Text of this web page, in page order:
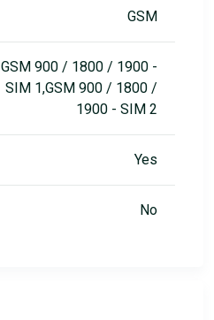
GSM
GSM 900 / 1800 / 1900 -
SIM 1,GSM 900 / 1800 /
1900 - SIM 2
Yes
No